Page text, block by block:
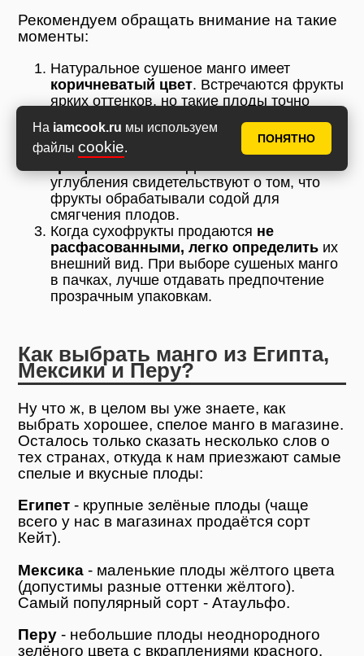
На iamcook.ru мы используем
файлы cookie.
ПОНЯТНО
Рекомендуем обращать внимание на такие
моменты:
Натуральное сушеное манго имеет
коричневатый цвет. Встречаются фрукты
ярких оттенков, но такие плоды точно
сыпучими консервантами.
На плодах не должно быть никаких
углубления свидетельствуют о том, что
фрукты обрабатывали содой для
смягчения плодов.
Когда сухофрукты продаются не
расфасованными, легко определить их
внешний вид. При выборе сушеных манго
в пачках, лучше отдавать предпочтение
прозрачным упаковкам.
Как выбрать манго из Египта,
Мексики и Перу?
Ну что ж, в целом вы уже знаете, как
выбрать хорошее, спелое манго в магазине.
Осталось только сказать несколько слов о
тех странах, откуда к нам приезжают самые
спелые и вкусные плоды:
Египет - крупные зелёные плоды (чаще
всего у нас в магазинах продаётся сорт
Кейт).
Мексика - маленькие плоды жёлтого цвета
(допустимы разные оттенки жёлтого).
Самый популярный сорт - Атаульфо.
Перу - небольшие плоды неоднородного
зелёного цвета с вкраплениями красного.